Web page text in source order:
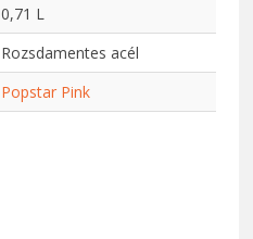
0,71 L
Rozsdamentes acél
Popstar Pink